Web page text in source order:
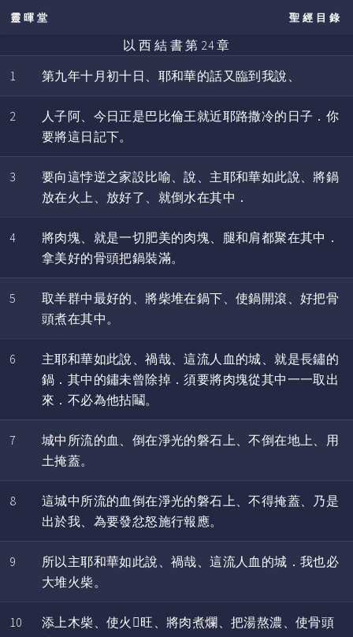
靈暉堂 聖經目錄
以 西 結 書 第 24 章
1
第九年十月初十日、耶和華的話又臨到我說、
2
人子阿、今日正是巴比倫王就近耶路撒冷的日子．你
要將這日記下。
3
要向這悖逆之家設比喻、說、主耶和華如此說、將鍋
放在火上、放好了、就倒水在其中．
4
將肉塊、就是一切肥美的肉塊、腿和肩都聚在其中．
拿美好的骨頭把鍋裝滿。
5
取羊群中最好的、將柴堆在鍋下、使鍋開滾、好把骨
頭煮在其中。
6
主耶和華如此說、禍哉、這流人血的城、就是長鏽的
鍋．其中的鏽未曾除掉．須要將肉塊從其中一一取出
來．不必為他拈鬮。
7
城中所流的血、倒在淨光的磐石上、不倒在地上、用
土掩蓋。
8
這城中所流的血倒在淨光的磐石上、不得掩蓋、乃是
出於我、為要發忿怒施行報應。
9
所以主耶和華如此說、禍哉、這流人血的城．我也必
大堆火柴。
10
添上木柴、使火旺、將肉煮爛、把湯熬濃、使骨頭